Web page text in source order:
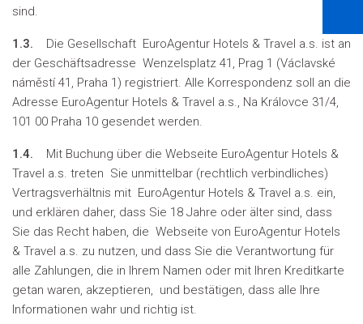
sind.
1.3. Die Gesellschaft EuroAgentur Hotels & Travel a.s. ist an
der Geschäftsadresse Wenzelsplatz 41, Prag 1 (Václavské
náměstí 41, Praha 1) registriert. Alle Korrespondenz soll an die
Adresse EuroAgentur Hotels & Travel a.s., Na Královce 31/4,
101 00 Praha 10 gesendet werden.
1.4. Mit Buchung über die Webseite EuroAgentur Hotels &
Travel a.s. treten Sie unmittelbar (rechtlich verbindliches)
Vertragsverhältnis mit EuroAgentur Hotels & Travel a.s. ein,
und erklären daher, dass Sie 18 Jahre oder älter sind, dass
Sie das Recht haben, die Webseite von EuroAgentur Hotels
& Travel a.s. zu nutzen, und dass Sie die Verantwortung für
alle Zahlungen, die in Ihrem Namen oder mit Ihren Kreditkarte
getan waren, akzeptieren, und bestätigen, dass alle Ihre
Informationen wahr und richtig ist.